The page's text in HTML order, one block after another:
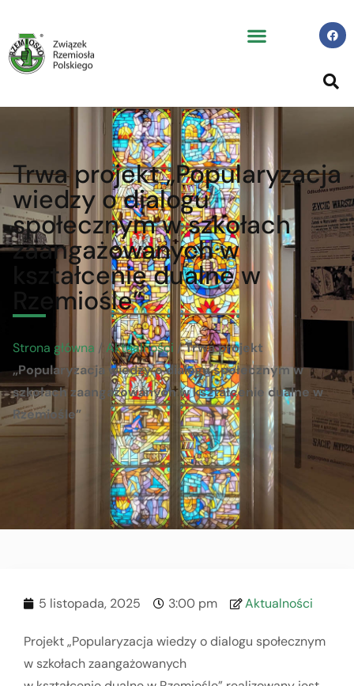
Trwa projekt „Popularyzacja
wiedzy o dialogu
społecznym w szkołach
zaangażowanych w
kształcenie dualne w
Rzemiośle”
Strona główna / Aktualności /Trwa projekt
„Popularyzacja wiedzy o dialogu społecznym w
szkołach zaangażowanych w kształcenie dualne w
Rzemiośle”
5 listopada, 2025 3:00 pm Aktualności
Projekt „Popularyzacja wiedzy o dialogu społecznym
w szkołach zaangażowanych